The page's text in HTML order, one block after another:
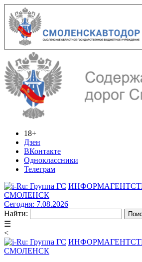
18+
Дзен
ВКонтакте
Одноклассники
Телеграм
СМОЛЕНСК
Сегодня: 7.08.2026
Найти:
☰
<
СМОЛЕНСК